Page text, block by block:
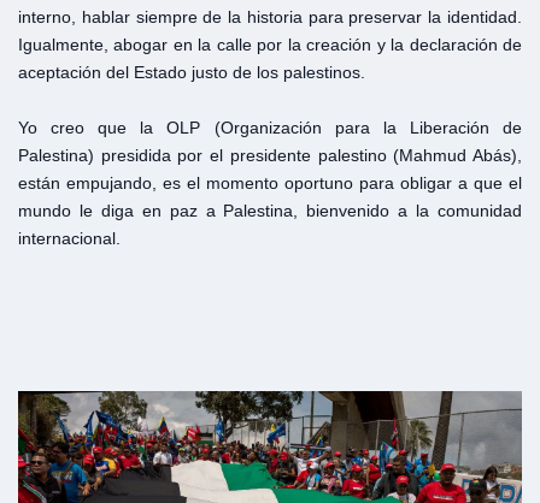
interno, hablar siempre de la historia para preservar la identidad.
Igualmente, abogar en la calle por la creación y la declaración de
aceptación del Estado justo de los palestinos.
Yo creo que la OLP (Organización para la Liberación de
Palestina) presidida por el presidente palestino (Mahmud Abás),
están empujando, es el momento oportuno para obligar a que el
mundo le diga en paz a Palestina, bienvenido a la comunidad
internacional.